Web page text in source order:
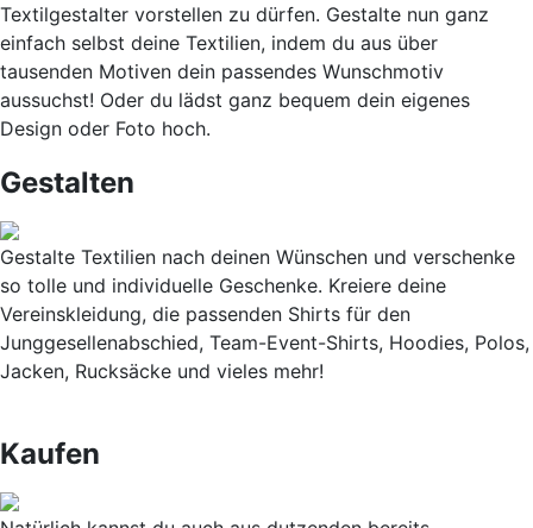
Textilgestalter vorstellen zu dürfen. Gestalte nun ganz
einfach selbst deine Textilien, indem du aus über
tausenden Motiven dein passendes Wunschmotiv
aussuchst! Oder du lädst ganz bequem dein eigenes
Design oder Foto hoch.
Gestalten
Gestalte Textilien nach deinen Wünschen und verschenke
so tolle und individuelle Geschenke. Kreiere deine
Vereinskleidung, die passenden Shirts für den
Junggesellenabschied, Team-Event-Shirts, Hoodies, Polos,
Jacken, Rucksäcke und vieles mehr!
Kaufen